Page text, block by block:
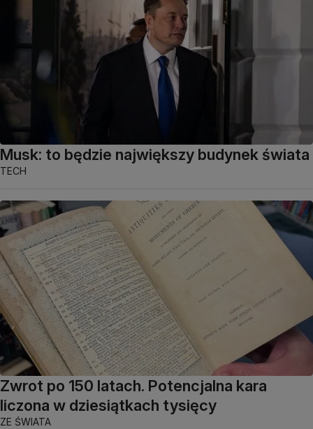
Musk: to będzie największy budynek świata
TECH
Zwrot po 150 latach. Potencjalna kara
liczona w dziesiątkach tysięcy
ZE ŚWIATA